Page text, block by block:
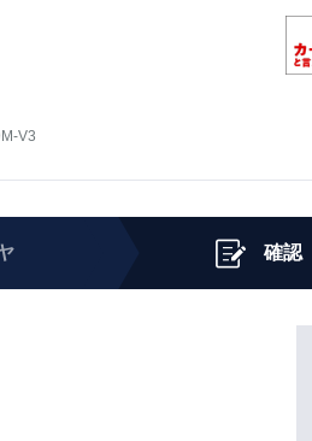
V3
確認